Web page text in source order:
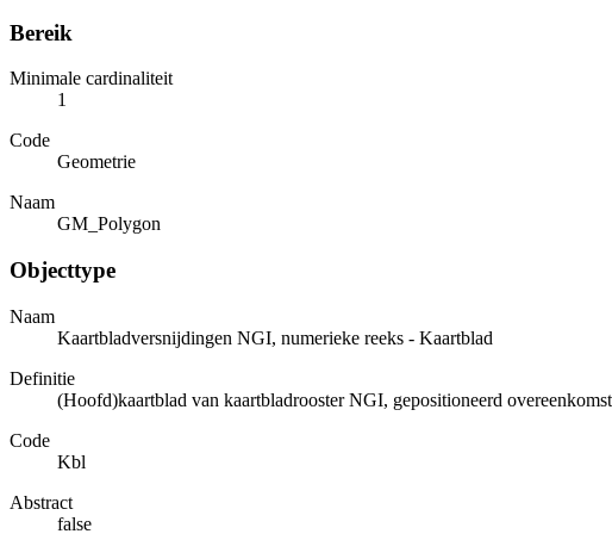
Bereik
Minimale cardinaliteit
1
Code
Geometrie
Naam
GM_Polygon
Objecttype
Naam
Kaartbladversnijdingen NGI, numerieke reeks - Kaartblad
Definitie
(Hoofd)kaartblad van kaartbladrooster NGI, gepositioneerd
Code
Kbl
Abstract
false